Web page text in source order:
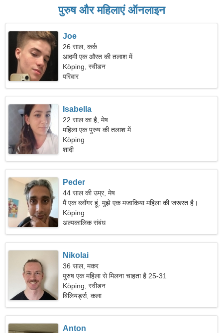
पुरुष और महिलाएं ऑनलाइन
Joe
26 साल, कर्क
आदमी एक औरत की तलाश में
Köping, स्वीडन
परिवार
Isabella
22 साल का है, मेष
महिला एक पुरुष की तलाश में
Köping
शादी
Peder
44 साल की उम्र, मेष
मैं एक ब्लॉगर हूं, मुझे एक मजाकिया महिला की जरूरत है।
Köping
अल्पकालिक संबंध
Nikolai
36 साल, मकर
पुरुष एक महिला से मिलना चाहता है 25-31
Köping, स्वीडन
बिलियर्ड्स, कला
Anton